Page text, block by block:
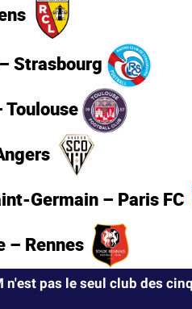
Strasbourg
Toulouse
Germain – Paris FC
– Rennes
n'est pas le seul club des